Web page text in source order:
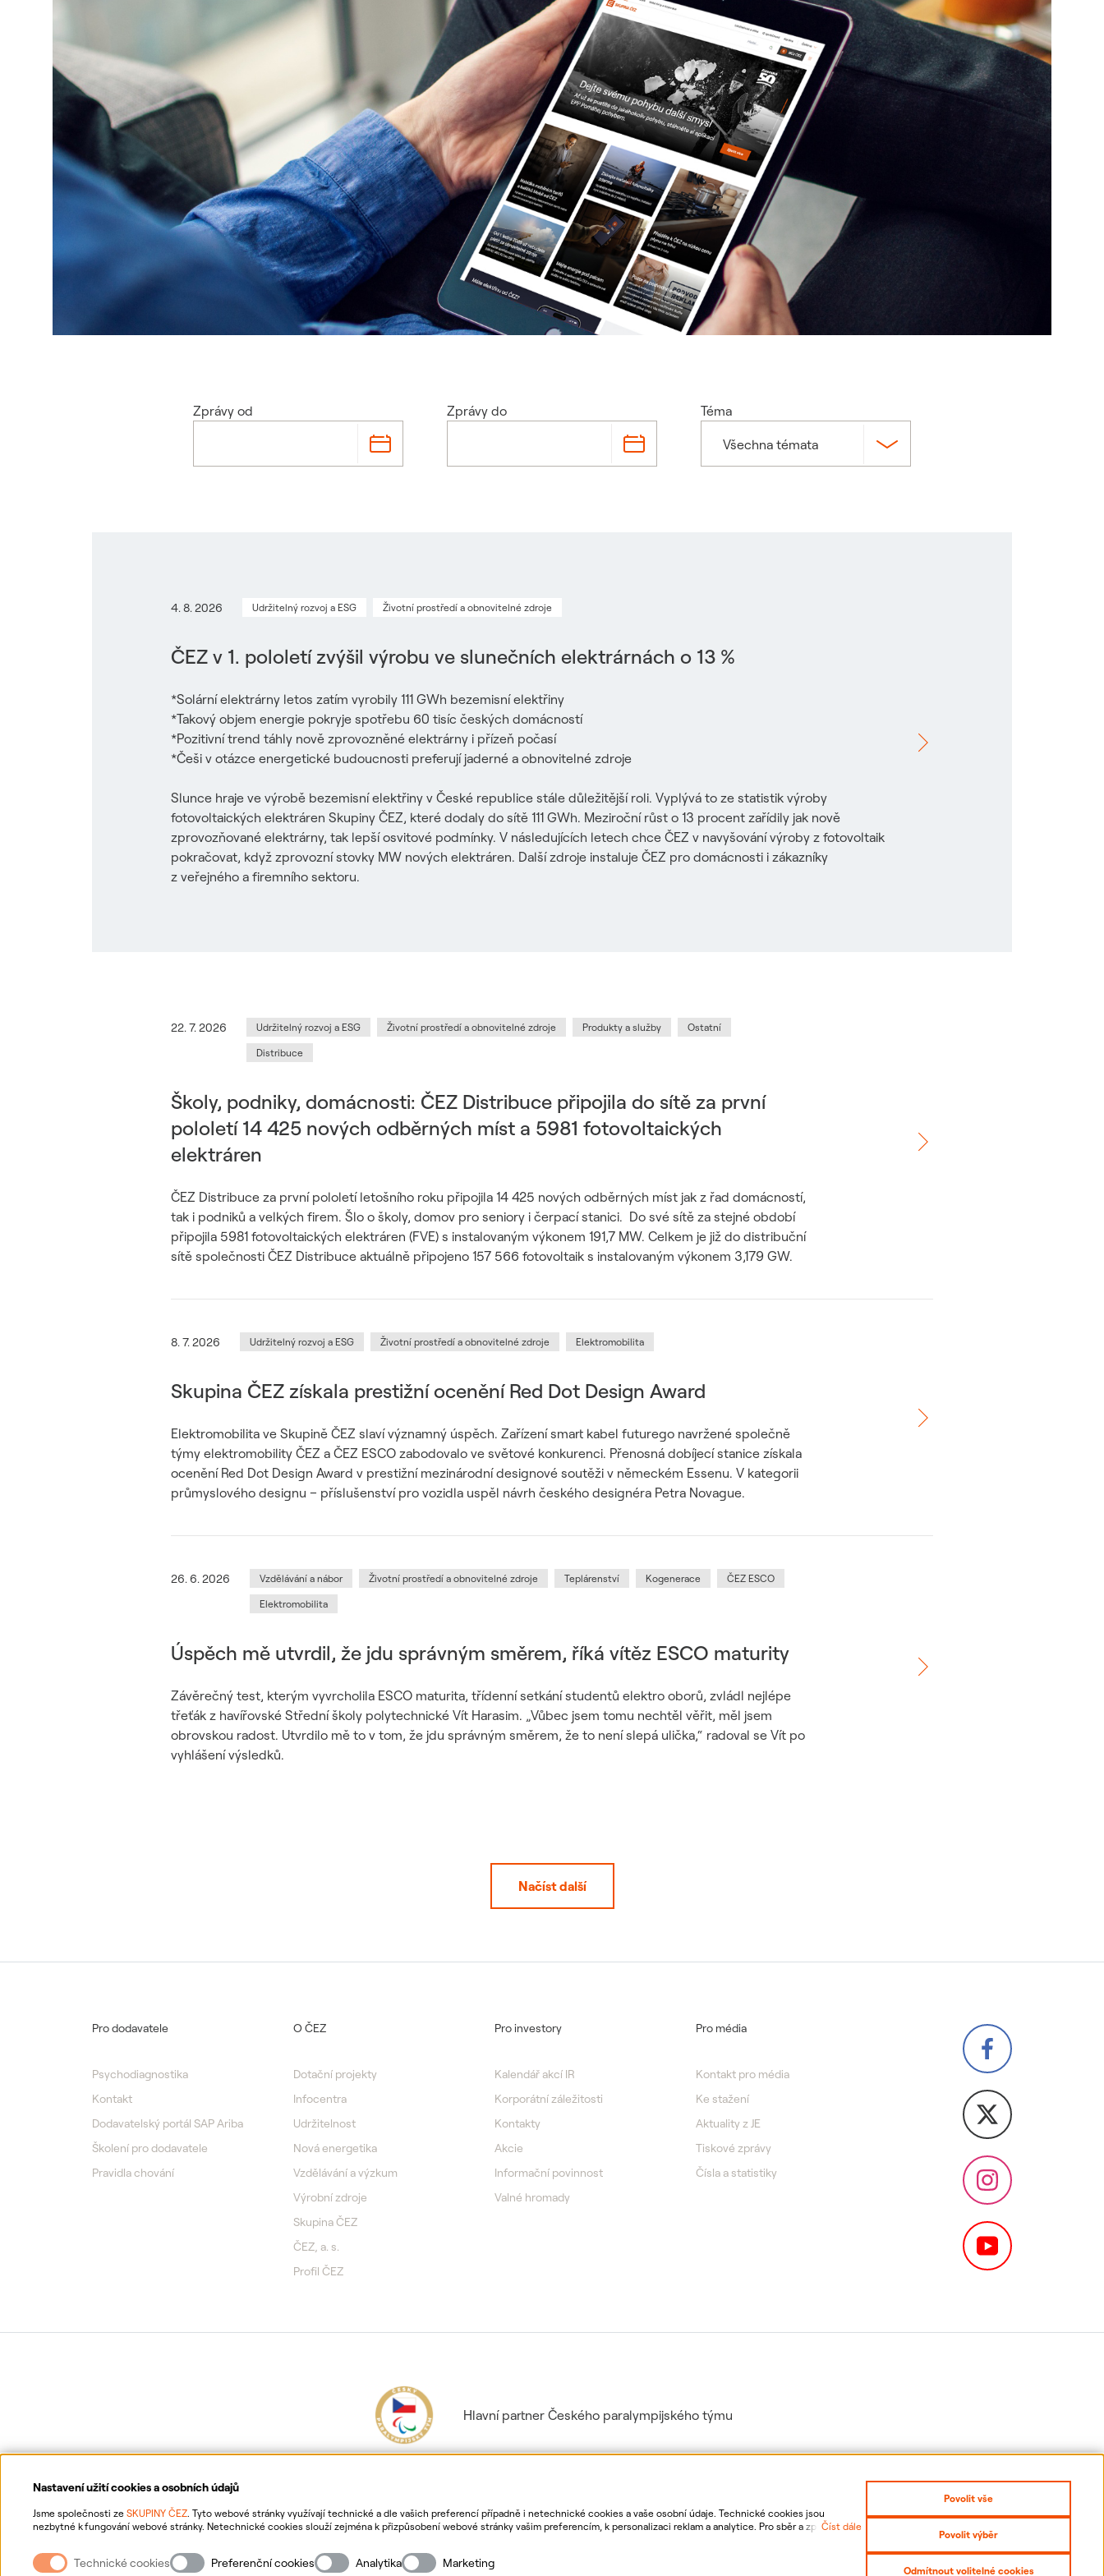
Nastavení užití cookies a osobních údajů
Jsme společnosti ze SKUPINY ČEZ. Tyto webové stránky využívají technické a dle vašich preferencí případně i netechnické cookies a vaše osobní údaje. Technické cookies jsou
nezbytné k fungování webové stránky. Netechnické cookies slouží zejména k přizpůsobení webové stránky vašim preferencím, k personalizaci reklam a analytice. Pro sběr a zpracování
souhlasů, naleznete
Číst dále
Technické cookies Preferenční cookies Analytika Marketing
Povolit vše
Povolit výběr
Odmítnout volitelné cookies
Udržitelný dodavatelský
řetězec / ESG dotazník
Zprávy od Zprávy do Téma
Všechna témata
4. 8. 2026 Udržitelný rozvoj a ESG Životní prostředí a obnovitelné zdroje
ČEZ v 1. pololetí zvýšil výrobu ve slunečních elektrárnách o 13 %
*Solární elektrárny letos zatím vyrobily 111 GWh bezemisní elektřiny
*Takový objem energie pokryje spotřebu 60 tisíc českých domácností
*Pozitivní trend táhly nově zprovozněné elektrárny i přízeň počasí
*Češi v otázce energetické budoucnosti preferují jaderné a obnovitelné zdroje
Slunce hraje ve výrobě bezemisní elektřiny v České republice stále důležitější roli. Vyplývá to ze statistik výroby
fotovoltaických elektráren Skupiny ČEZ, které dodaly do sítě 111 GWh. Meziroční růst o 13 procent zařídily jak nově
zprovozňované elektrárny, tak lepší osvitové podmínky. V následujících letech chce ČEZ v navyšování výroby z fotovoltaik
pokračovat, když zprovozní stovky MW nových elektráren. Další zdroje instaluje ČEZ pro domácnosti i zákazníky
z veřejného a firemního sektoru.
22. 7. 2026 Udržitelný rozvoj a ESG Životní prostředí a obnovitelné zdroje Produkty a služby Ostatní
Distribuce
Školy, podniky, domácnosti: ČEZ Distribuce připojila do sítě za první
pololetí 14 425 nových odběrných míst a 5981 fotovoltaických
elektráren
ČEZ Distribuce za první pololetí letošního roku připojila 14 425 nových odběrných míst jak z řad domácností,
tak i podniků a velkých firem. Šlo o školy, domov pro seniory i čerpací stanici. Do své sítě za stejné období
připojila 5981 fotovoltaických elektráren (FVE) s instalovaným výkonem 191,7 MW. Celkem je již do distribuční
sítě společnosti ČEZ Distribuce aktuálně připojeno 157 566 fotovoltaik s instalovaným výkonem 3,179 GW.
8. 7. 2026 Udržitelný rozvoj a ESG Životní prostředí a obnovitelné zdroje Elektromobilita
Skupina ČEZ získala prestižní ocenění Red Dot Design Award
Elektromobilita ve Skupině ČEZ slaví významný úspěch. Zařízení smart kabel futurego navržené společně
týmy elektromobility ČEZ a ČEZ ESCO zabodovalo ve světové konkurenci. Přenosná dobíjecí stanice získala
ocenění Red Dot Design Award v prestižní mezinárodní designové soutěži v německém Essenu. V kategorii
průmyslového designu – příslušenství pro vozidla uspěl návrh českého designéra Petra Novague.
26. 6. 2026 Vzdělávání a nábor Životní prostředí a obnovitelné zdroje Teplárenství Kogenerace ČEZ ESCO
Elektromobilita
Úspěch mě utvrdil, že jdu správným směrem, říká vítěz ESCO maturity
Závěrečný test, kterým vyvrcholila ESCO maturita, třídenní setkání studentů elektro oborů, zvládl nejlépe
třeťák z havířovské Střední školy polytechnické Vít Harasim. „Vůbec jsem tomu nechtěl věřit, měl jsem
obrovskou radost. Utvrdilo mě to v tom, že jdu správným směrem, že to není slepá ulička,“ radoval se Vít po
vyhlášení výsledků.
Načíst další
Pro dodavatele
Psychodiagnostika
Kontakt
Dodavatelský portál SAP Ariba
Školení pro dodavatele
Pravidla chování
O ČEZ
Dotační projekty
Infocentra
Udržitelnost
Nová energetika
Vzdělávání a výzkum
Výrobní zdroje
Skupina ČEZ
ČEZ, a. s.
Profil ČEZ
Pro investory
Kalendář akcí IR
Korporátní záležitosti
Kontakty
Akcie
Informační povinnost
Valné hromady
Pro média
Kontakt pro média
Ke stažení
Aktuality z JE
Tiskové zprávy
Čísla a statistiky
Hlavní partner Českého paralympijského týmu
Prohlášení o přístupnosti